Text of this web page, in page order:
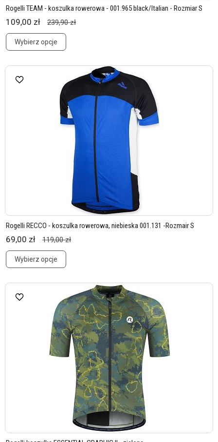
Rogelli TEAM - koszulka rowerowa - 001.965 black/Italian - Rozmiar S
109,00 zł 239,90 zł
Wybierz opcje
Rogelli RECCO - koszulka rowerowa, niebieska 001.131 -Rozmair S
69,00 zł 119,00 zł
Wybierz opcje